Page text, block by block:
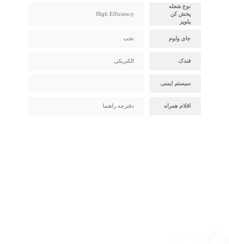
نوع شعله
پخش کن
پلوپز
High Efficiency
جای ولوم تخت
فندک الکتریکی
سیستم ایمنی
اقلام همراه دفترچه راهنما